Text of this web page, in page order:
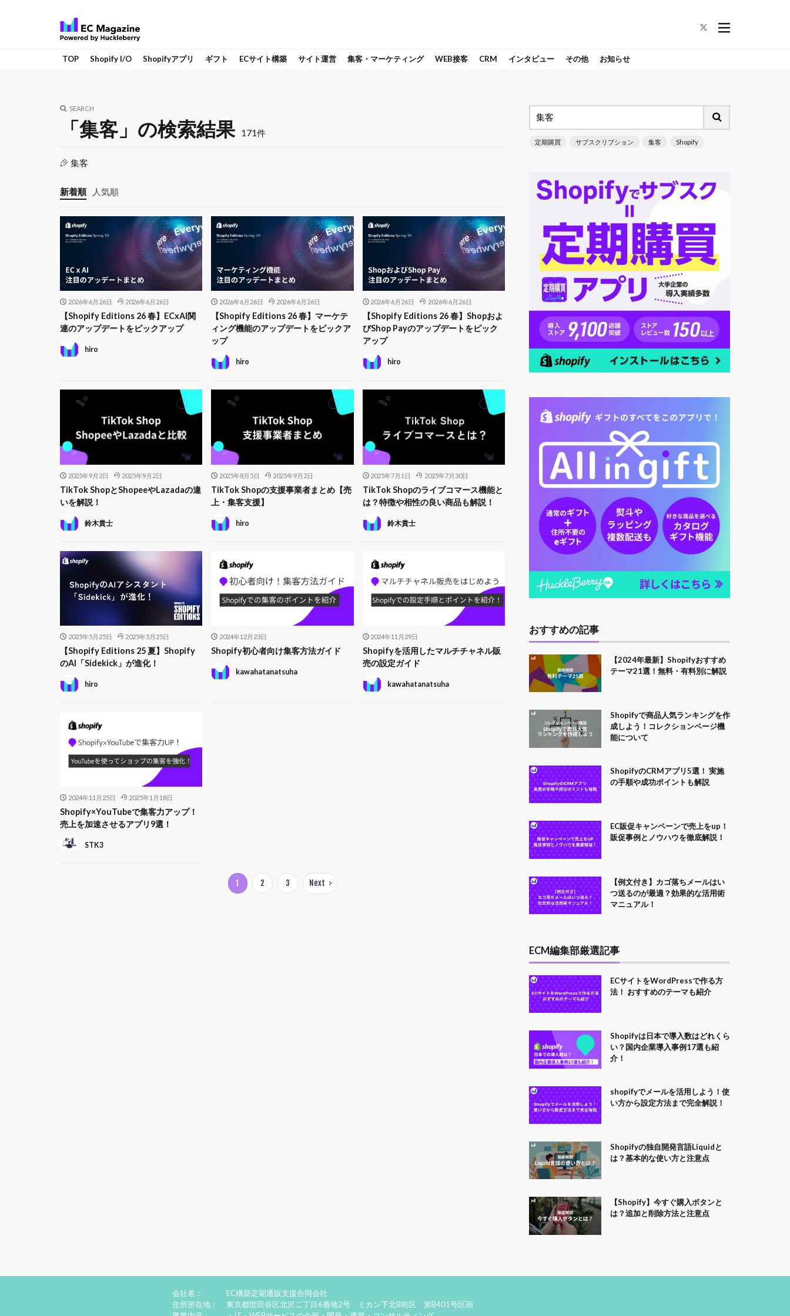
TOP Shopify I/O Shopifyアプリ ギフト ECサイト構築 サイト運営 集客・マーケティング WEB接客 CRM インタビュー その他 お知らせ
SEARCH
「集客」の検索結果 171件
集客
新着順 人気順
2026年6月26日 2026年6月26日
【Shopify Editions 26 春】ECxAI関
連のアップデートをピックアップ
hiro
2026年6月26日 2026年6月26日
【Shopify Editions 26 春】マーケテ
ィング機能のアップデートをピックア
ップ
hiro
2026年6月26日 2026年6月26日
【Shopify Editions 26 春】Shopおよ
びShop Payのアップデートをピック
アップ
hiro
2025年9月2日 2025年9月2日
TikTok ShopとShopeeやLazadaの違
いを解説！
鈴木貴士
2025年8月5日 2025年9月2日
TikTok Shopの支援事業者まとめ【売
上・集客支援】
hiro
2025年7月1日 2025年7月30日
TikTok Shopのライブコマース機能と
は？特徴や相性の良い商品も解説！
鈴木貴士
2025年5月25日 2025年5月25日
【Shopify Editions 25 夏】Shopify
のAI「Sidekick」が進化！
hiro
2024年12月23日
Shopify初心者向け集客方法ガイド
kawahatanatsuha
2024年11月29日
Shopifyを活用したマルチチャネル販
売の設定ガイド
kawahatanatsuha
2024年11月25日 2025年1月18日
Shopify×YouTubeで集客力アップ！
売上を加速させるアプリ9選！
STK3
1 2 3 Next
定期購買 サブスクリプション 集客 Shopify
おすすめの記事
【2024年最新】Shopifyおすすめ
テーマ21選！無料・有料別に解説
Shopifyで商品人気ランキングを作
成しよう！コレクションページ機
能について
ShopifyのCRMアプリ5選！ 実施
の手順や成功ポイントも解説
EC販促キャンペーンで売上をup！
販促事例とノウハウを徹底解説！
【例文付き】カゴ落ちメールはい
つ送るのが最適？効果的な活用術
マニュアル！
ECM編集部厳選記事
ECサイトをWordPressで作る方
法！ おすすめのテーマも紹介
Shopifyは日本で導入数はどれくら
い？国内企業導入事例17選も紹
介！
shopifyでメールを活用しよう！使
い方から設定方法まで完全解説！
Shopifyの独自開発言語Liquidと
は？基本的な使い方と注意点
【Shopify】今すぐ購入ボタンと
は？追加と削除方法と注意点
会社名：
EC構築定期通販支援合同会社
住所所在地：
東京都世田谷区北沢二丁目6番地2号 ミカン下北B街区 第B401号区画